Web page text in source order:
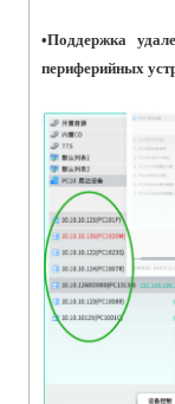
•Поддержка
периферийных